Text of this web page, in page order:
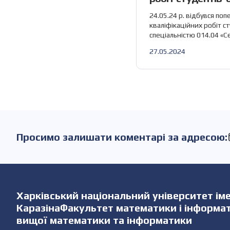
спеціальністю
освіта
24.05.24 р. відбувся
кваліфікаційних робіт
спеціальністю 014.04
математики та
27.05.2024
Просимо залишати коментарі за адресою:
Харківський національний університет
КаразінаФакультет математики і
вищої математики та інформатики